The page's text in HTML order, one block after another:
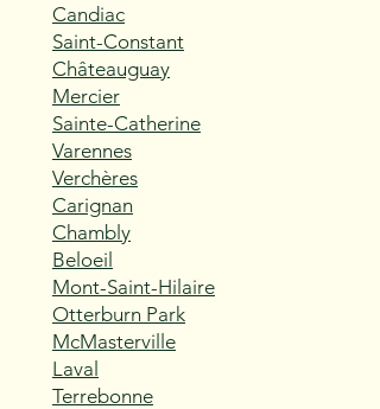
Candiac
Saint-Constant
Châteauguay
Mercier
Sainte-Catherine
Varennes
Verchères
Carignan
Chambly
Beloeil
Mont-Saint-Hilaire
Otterburn Park
McMasterville
Laval
Terrebonne